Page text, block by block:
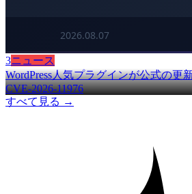
3ニュース
WordPress人気プラグインが公式の更
CVE-2026-11976
すべて見る →